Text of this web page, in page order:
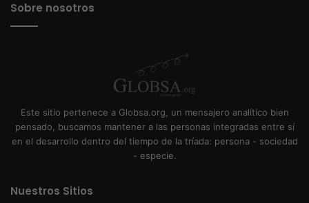
Sobre nosotros
Este sitio pertenece a Globsa.org, un mensajero analítico bien
pensado, buscamos mantener a las personas integradas entre sí
en el desarrollo dentro del tiempo de la tríada: persona - sociedad
- especie.
Nuestros Sitios